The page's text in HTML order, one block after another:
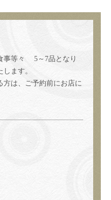
事等々 5～7品となり
ます。
は、ご予約前にお店に
シェアする